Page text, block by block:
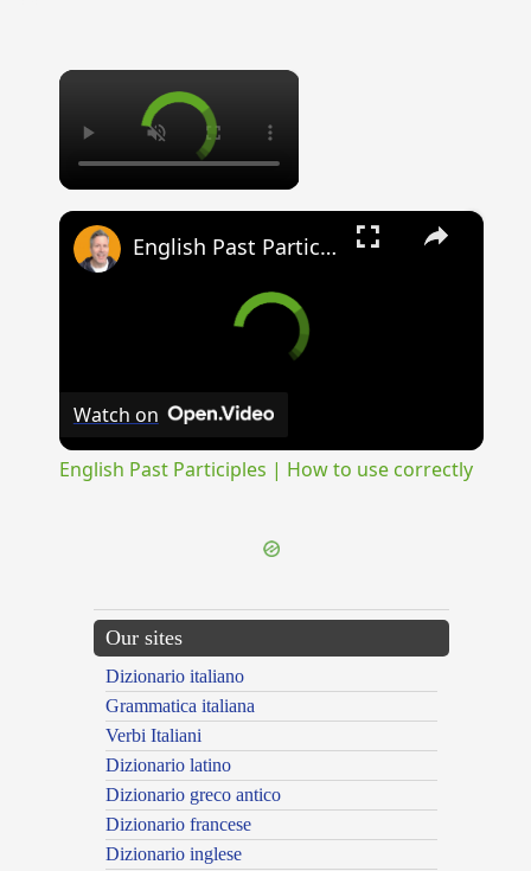
×
×
English Past Participles | How to use correctly
Watch on
English Past Participles | How to use correctly
Our sites
Dizionario italiano
Grammatica italiana
Verbi Italiani
Dizionario latino
Dizionario greco antico
Dizionario francese
Dizionario inglese